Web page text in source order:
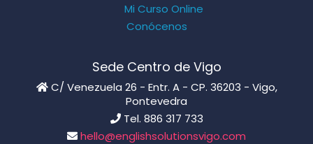
Mi Curso Online
Conócenos
Sede Centro de Vigo
C/ Venezuela 26 - Entr. A - CP. 36203 - Vigo,
Pontevedra
Tel. 886 317 733
hello@englishsolutionsvigo.com